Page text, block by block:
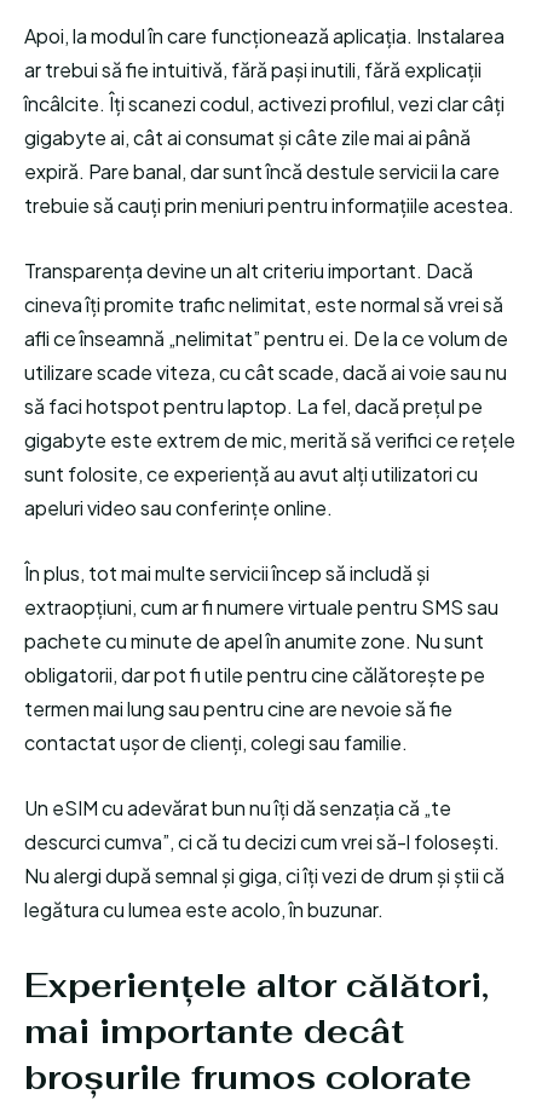
Apoi, la modul în care funcționează aplicația. Instalarea
ar trebui să fie intuitivă, fără pași inutili, fără explicații
încâlcite. Îți scanezi codul, activezi profilul, vezi clar câți
gigabyte ai, cât ai consumat și câte zile mai ai până
expiră. Pare banal, dar sunt încă destule servicii la care
trebuie să cauți prin meniuri pentru informațiile acestea.
Transparența devine un alt criteriu important. Dacă
cineva îți promite trafic nelimitat, este normal să vrei să
afli ce înseamnă „nelimitat” pentru ei. De la ce volum de
utilizare scade viteza, cu cât scade, dacă ai voie sau nu
să faci hotspot pentru laptop. La fel, dacă prețul pe
gigabyte este extrem de mic, merită să verifici ce rețele
sunt folosite, ce experiență au avut alți utilizatori cu
apeluri video sau conferințe online.
În plus, tot mai multe servicii încep să includă și
extraopțiuni, cum ar fi numere virtuale pentru SMS sau
pachete cu minute de apel în anumite zone. Nu sunt
obligatorii, dar pot fi utile pentru cine călătorește pe
termen mai lung sau pentru cine are nevoie să fie
contactat ușor de clienți, colegi sau familie.
Un eSIM cu adevărat bun nu îți dă senzația că „te
descurci cumva”, ci că tu decizi cum vrei să-l folosești.
Nu alergi după semnal și giga, ci îți vezi de drum și știi că
legătura cu lumea este acolo, în buzunar.
Experiențele altor călători,
mai importante decât
broșurile frumos colorate